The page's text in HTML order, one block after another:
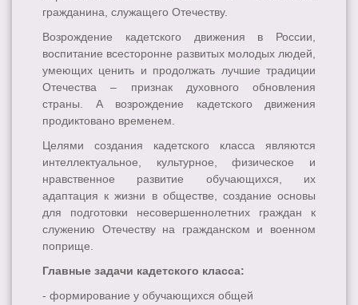
гражданина, служащего Отечеству.
Возрождение кадетского движения в России,
воспитание всесторонне развитых молодых людей,
умеющих ценить и продолжать лучшие традиции
Отечества – признак духовного обновления
страны. А возрождение кадетского движения
продиктовано временем.
Целями создания кадетского класса являются
интеллектуальное, культурное, физическое и
нравственное развитие обучающихся, их
адаптация к жизни в обществе, создание основы
для подготовки несовершеннолетних граждан к
служению Отечеству на гражданском и военном
поприще.
Главные задачи кадетского класса:
- формирование у обучающихся общей